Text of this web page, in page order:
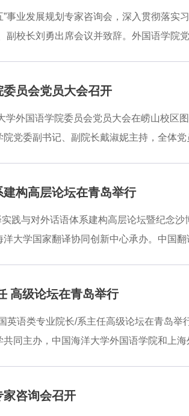
生动的案例阐释了会话分析在医患互动
路，获得与会专家高度认可，引发与会
”事业发展规划专家咨询会，深入贯彻落
副校长刘勇出席会议并致辞。外国语学院
希望各位专家一如既往地支持学校和学
五”事业发展规划汇报，他从党建引领、
研讨环节，专家组成员围绕外语学科建
员会党员大会召开
学外国语学院委员会党员大会在崂山校区
党委副书记、副院长戴淑妮主持，全体
新起点，面向新跨越，必须更加紧密地
色社会主义思想，深入学习贯彻党的二
战略部署，聚焦国家战略需要，紧紧围
构高层论坛在青岛举行
践与对外话语体系建构高层论坛暨纪念
大学国家翻译协同创新中心承办。中国
并纪念国际著名翻译家沙博理诞辰110周
平总书记给中国海洋大学全体师生重要
的世界一流大学建设。他表示，学校在
第十八届全国英语类专业院长/系主任 高级论坛在青岛举行
英语类专业院长/系主任高级论坛在青岛
同主办，中国海洋大学外国语学院和上
水平优势特色学科，近年来取得了长足
咨询会召开